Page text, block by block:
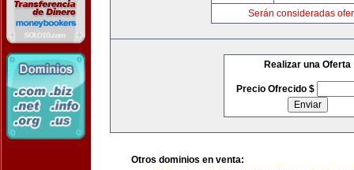
Serán consideradas
Realizar una Oferta
Precio Ofrecido $
Otros dominios en venta: